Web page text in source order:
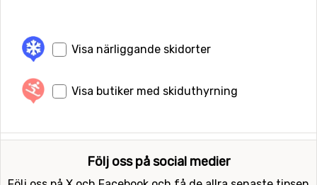
Visa närliggande skidorter
Visa butiker med skiduthyrning
Följ oss på social medier